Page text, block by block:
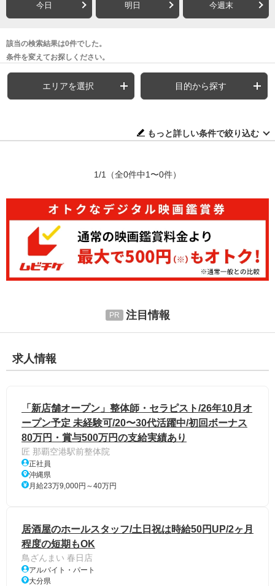
今日 明日 今週末
該当の検索結果は0件でした。
条件を変えてお探しください。
エリアを選択 目的から探す
もっと詳しい条件で絞り込む
1/1 （全0件中1〜0件）
注目情報
求人情報
「新店舗オープン」整体師・セラピスト/26年10月オ
ープン予定 未経験可/20〜30代活躍中/初回ボーナス
80万円・賞与500万円の支給実績あり
匠 那覇空港駅前整体院
正社員
沖縄県
月給23万9,000円～40万円
居酒屋のホールスタッフ/土日祝は時給50円UP/2ヶ月
程度の短期もOK
鳥ざんまい 春日店
アルバイト・パート
大分県